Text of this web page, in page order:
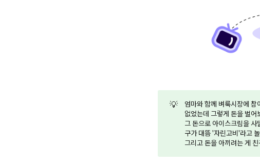
💡
엄마와 함께 벼룩시장에
없었는데 그렇게 돈을 벌
그 돈으로 아이스크림을
구가 대뜸 '자린고비'라고
그리고 돈을 아끼려는 게